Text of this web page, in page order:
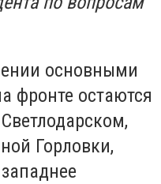
основными
фронте остаются
Горловки,